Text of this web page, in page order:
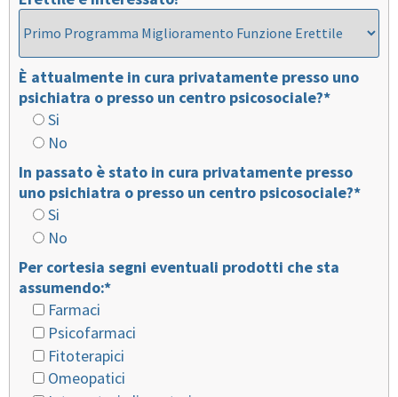
È attualmente in cura privatamente presso uno
psichiatra o presso un centro psicosociale?*
Si
No
In passato è stato in cura privatamente presso
uno psichiatra o presso un centro psicosociale?*
Si
No
Per cortesia segni eventuali prodotti che sta
assumendo:*
Farmaci
Psicofarmaci
Fitoterapici
Omeopatici